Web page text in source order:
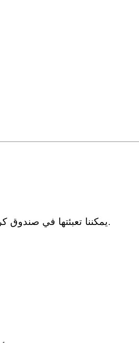
يمكننا تعبئتها في صندوق كرتوني به رغوة بداخله أو صندوق خشب رقائقي حسب الكمية وطلبك.